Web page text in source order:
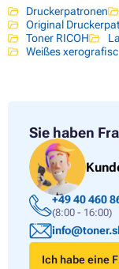
Druckerpatronen
Original
Toner RICOH
Weißes
Sie haben
+49 40 460
(8:00 - 16:00)
Ich habe eine